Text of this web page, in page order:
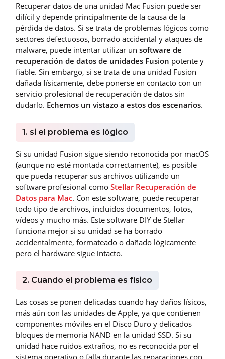
Recuperar datos de una unidad Mac Fusion puede ser
difícil y depende principalmente de la causa de la
pérdida de datos. Si se trata de problemas lógicos como
sectores defectuosos, borrado accidental y ataques de
malware, puede intentar utilizar un software de
recuperación de datos de unidades Fusion potente y
fiable. Sin embargo, si se trata de una unidad Fusion
dañada físicamente, debe ponerse en contacto con un
servicio profesional de recuperación de datos sin
dudarlo. Echemos un vistazo a estos dos escenarios.
1. si el problema es lógico
Si su unidad Fusion sigue siendo reconocida por macOS
(aunque no esté montada correctamente), es posible
que pueda recuperar sus archivos utilizando un
software profesional como Stellar Recuperación de
Datos para Mac. Con este software, puede recuperar
todo tipo de archivos, incluidos documentos, fotos,
vídeos y mucho más. Este software DIY de Stellar
funciona mejor si su unidad se ha borrado
accidentalmente, formateado o dañado lógicamente
pero el hardware sigue intacto.
2. Cuando el problema es físico
Las cosas se ponen delicadas cuando hay daños físicos,
más aún con las unidades de Apple, ya que contienen
componentes móviles en el Disco Duro y delicados
bloques de memoria NAND en la unidad SSD. Si su
unidad hace ruidos extraños, no es reconocida por el
sistema operativo o falla durante las reparaciones con